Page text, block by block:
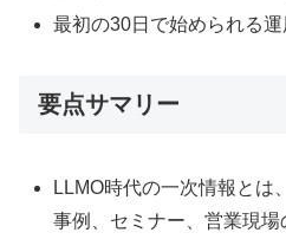
最初の30日で始められる
要点サマリー
LLMO時代の一次情報とは
事例、セミナー、営業現